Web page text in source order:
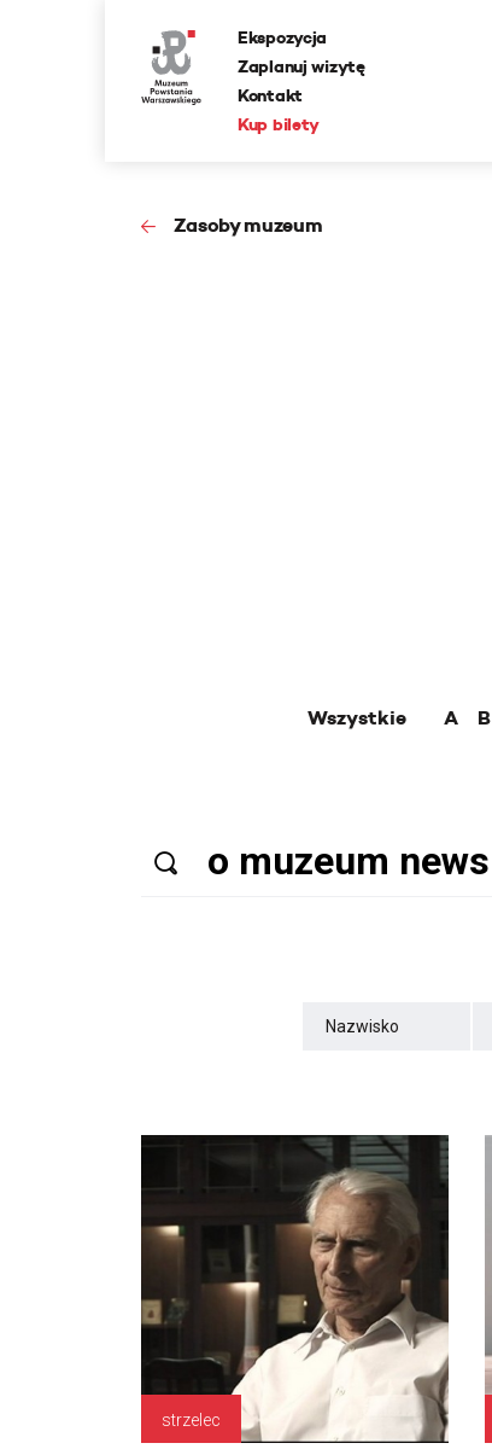
Ekspozycja
Zaplanuj wizytę
Kontakt
Kup bilety
Zasoby muzeum
Wszystkie A B
Nazwisko
strzelec